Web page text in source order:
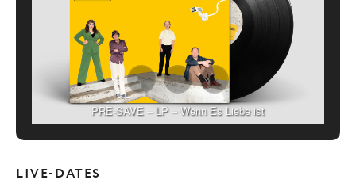
PRE-SAVE – LP – Wenn Es Liebe ist
LIVE-DATES